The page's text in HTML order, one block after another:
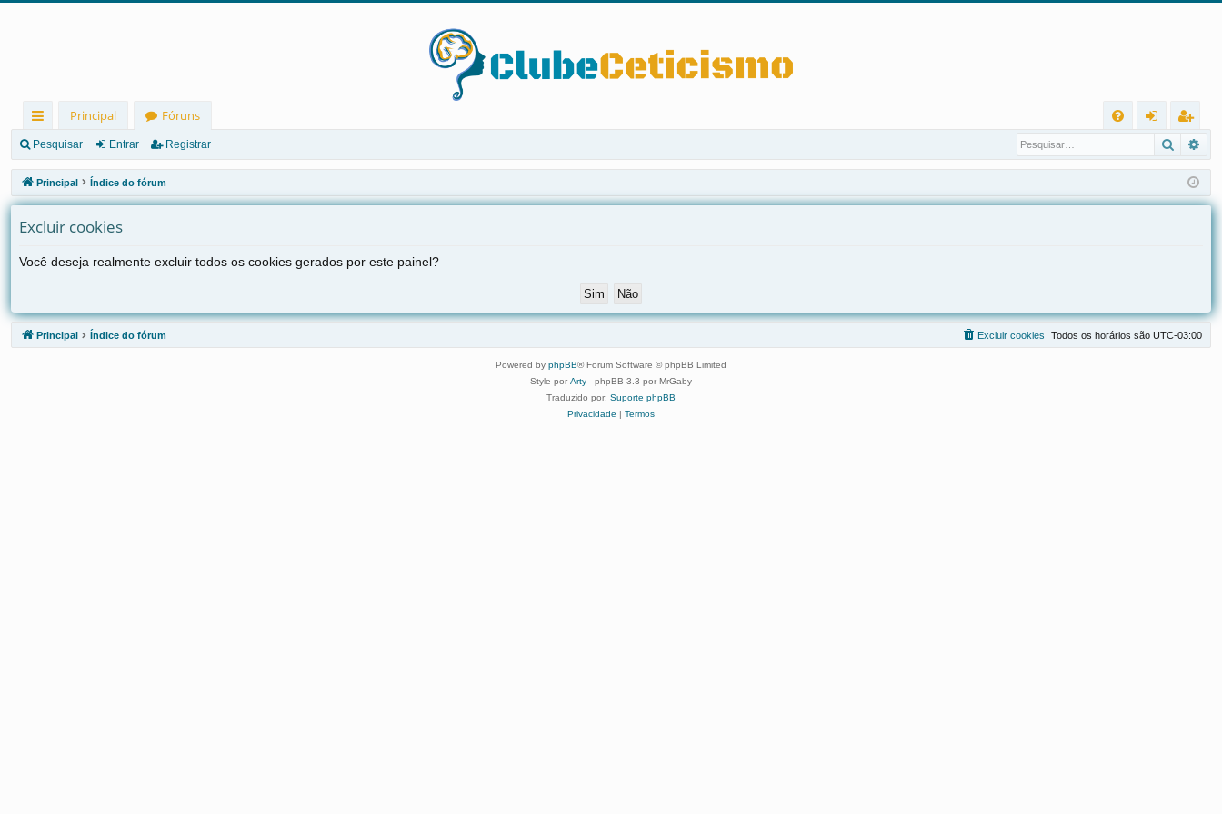
in
ks
rá
pi
d
Principal
Fóruns
Q
ra
r
eg
ist
ra
Pesquisar Entrar Registrar
Principal Índice do fórum
Excluir cookies
Você deseja realmente excluir todos os cookies gerados por este painel?
Principal Índice do fórum Todos os horários são UTC-03:00
Excluir cookies
Powered by phpBB® Forum Software © phpBB Limited
Style por Arty - phpBB 3.3 por MrGaby
Traduzido por: Suporte phpBB
Privacidade
Termos